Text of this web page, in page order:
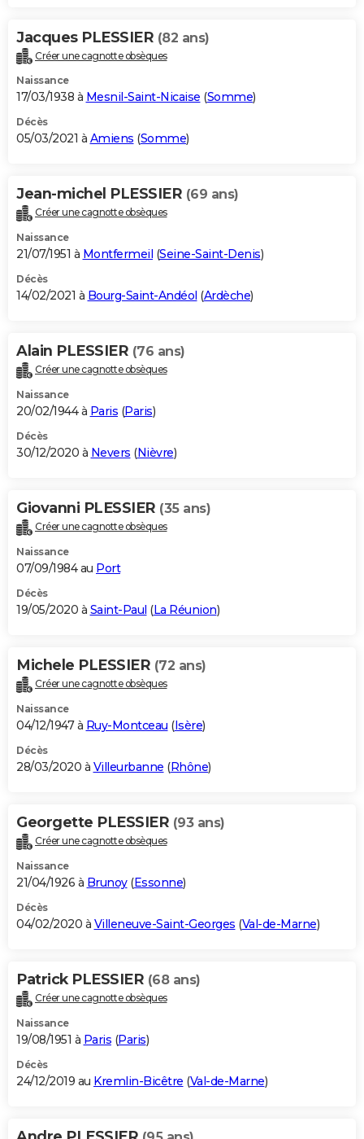
Jacques PLESSIER (82 ans)
Créer une cagnotte obsèques
Naissance
17/03/1938 à Mesnil-Saint-Nicaise (Somme)
Décès
05/03/2021 à Amiens (Somme)
Jean-michel PLESSIER (69 ans)
Créer une cagnotte obsèques
Naissance
21/07/1951 à Montfermeil (Seine-Saint-Denis)
Décès
14/02/2021 à Bourg-Saint-Andéol (Ardèche)
Alain PLESSIER (76 ans)
Créer une cagnotte obsèques
Naissance
20/02/1944 à Paris (Paris)
Décès
30/12/2020 à Nevers (Nièvre)
Giovanni PLESSIER (35 ans)
Créer une cagnotte obsèques
Naissance
07/09/1984 au Port
Décès
19/05/2020 à Saint-Paul (La Réunion)
Michele PLESSIER (72 ans)
Créer une cagnotte obsèques
Naissance
04/12/1947 à Ruy-Montceau (Isère)
Décès
28/03/2020 à Villeurbanne (Rhône)
Georgette PLESSIER (93 ans)
Créer une cagnotte obsèques
Naissance
21/04/1926 à Brunoy(Essonne)
Décès
04/02/2020 à Villeneuve-Saint-Georges (Val-de-Marne)
Patrick PLESSIER (68 ans)
Créer une cagnotte obsèques
Naissance
19/08/1951 à Paris (Paris)
Décès
24/12/2019 au Kremlin-Bicêtre (Val-de-Marne)